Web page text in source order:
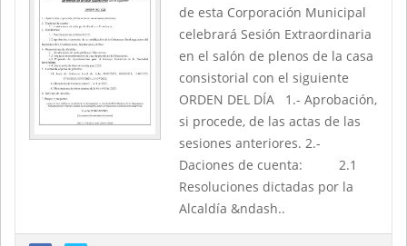
de esta Corporación Municipal
celebrará Sesión Extraordinaria
en el salón de plenos de la casa
consistorial con el siguiente
ORDEN DEL DÍA 1.- Aprobación,
si procede, de las actas de las
sesiones anteriores. 2.-
Daciones de cuenta: 2.1
Resoluciones dictadas por la
Alcaldía &ndash..